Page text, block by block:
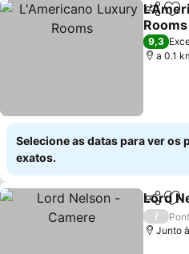
Partilhar
Rooms
9,3
a 0.1
Selecione as datas para ver os
exatos.
Lord
/
Junto